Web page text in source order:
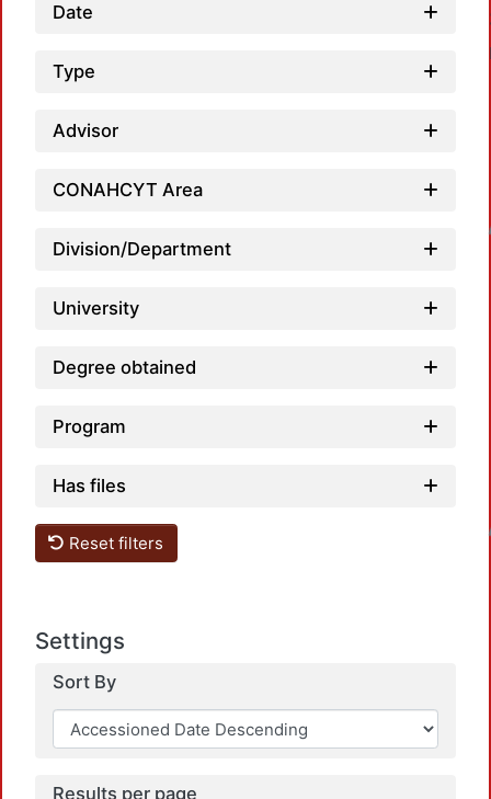
Date
Type
Advisor
CONAHCYT Area
Division/Department
University
Degree obtained
Program
Has files
Reset filters
Settings
Sort By
Results per page